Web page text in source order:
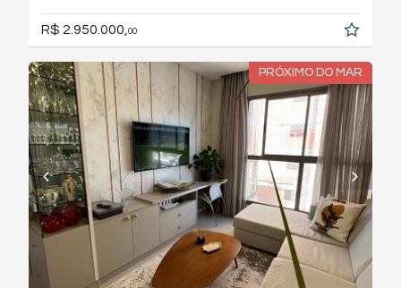
R$ 2.950.000,00
PRÓXIMO DO MAR